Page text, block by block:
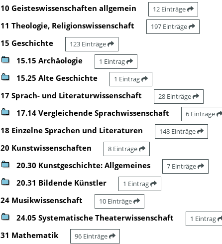
10 Geisteswissenschaften allgemein 12 Einträge
11 Theologie, Religionswissenschaft 197 Einträge
15 Geschichte 123 Einträge
15.15 Archäologie 1 Eintrag
15.25 Alte Geschichte 1 Eintrag
17 Sprach- und Literaturwissenschaft 28 Einträge
17.14 Vergleichende Sprachwissenschaft 6 Einträge
18 Einzelne Sprachen und Literaturen 148 Einträge
20 Kunstwissenschaften 8 Einträge
20.30 Kunstgeschichte: Allgemeines 7 Einträge
20.31 Bildende Künstler 1 Eintrag
24 Musikwissenschaft 10 Einträge
24.05 Systematische Theaterwissenschaft 1 Eintrag
31 Mathematik 96 Einträge